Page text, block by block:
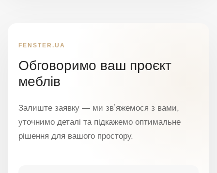
FENSTER.UA
Обговоримо ваш проєкт
меблів
Залиште заявку — ми звʼяжемося з вами,
уточнимо деталі та підкажемо оптимальне
рішення для вашого простору.